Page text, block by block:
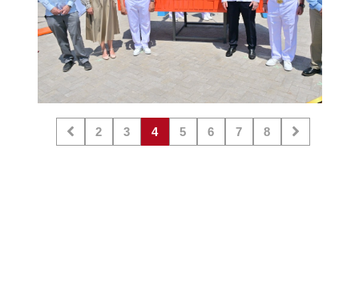
2 3 4 5 6 7 8